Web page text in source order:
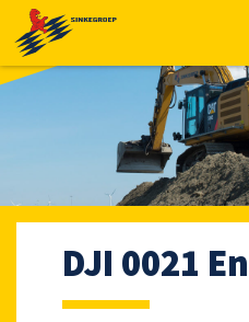
DJI 0021